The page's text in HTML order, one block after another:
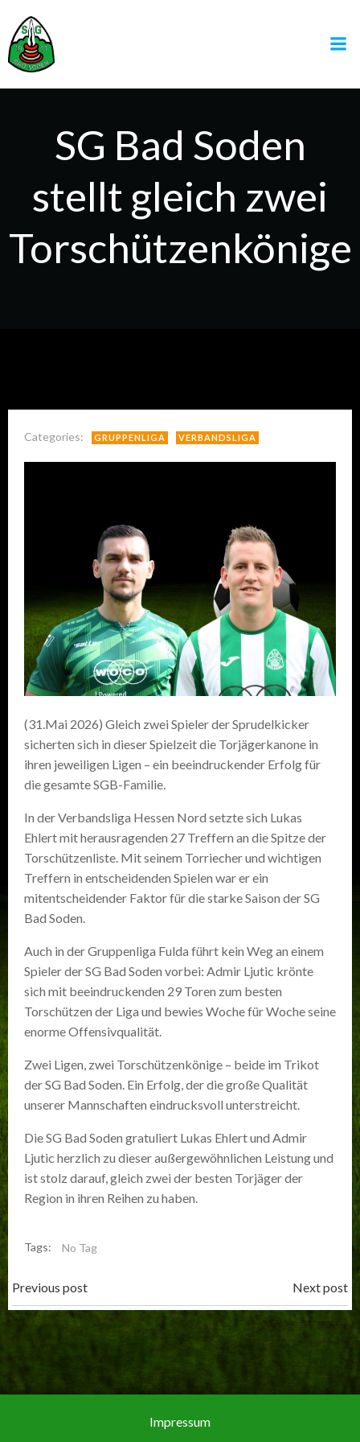
SG Bad Soden
stellt gleich zwei
Torschützenkönige
Categories: GRUPPENLIGA VERBANDSLIGA
(31.Mai 2026) Gleich zwei Spieler der Sprudelkicker
sicherten sich in dieser Spielzeit die Torjägerkanone in
ihren jeweiligen Ligen – ein beeindruckender Erfolg für
die gesamte SGB-Familie.
In der Verbandsliga Hessen Nord setzte sich Lukas
Ehlert mit herausragenden 27 Treffern an die Spitze der
Torschützenliste. Mit seinem Torriecher und wichtigen
Treffern in entscheidenden Spielen war er ein
mitentscheidender Faktor für die starke Saison der SG
Bad Soden.
Auch in der Gruppenliga Fulda führt kein Weg an einem
Spieler der SG Bad Soden vorbei: Admir Ljutic krönte
sich mit beeindruckenden 29 Toren zum besten
Torschützen der Liga und bewies Woche für Woche seine
enorme Offensivqualität.
Zwei Ligen, zwei Torschützenkönige – beide im Trikot
der SG Bad Soden. Ein Erfolg, der die große Qualität
unserer Mannschaften eindrucksvoll unterstreicht.
Die SG Bad Soden gratuliert Lukas Ehlert und Admir
Ljutic herzlich zu dieser außergewöhnlichen Leistung und
ist stolz darauf, gleich zwei der besten Torjäger der
Region in ihren Reihen zu haben.
Tags: No Tag
Post
navigation
Previous post
navigation
Next post
Impressum